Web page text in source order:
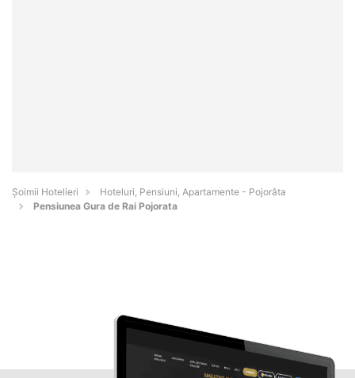
Șoimii Hotelieri
Hoteluri, Pensiuni, Apartamente - Pojorâta
Pensiunea Gura de Rai Pojorata